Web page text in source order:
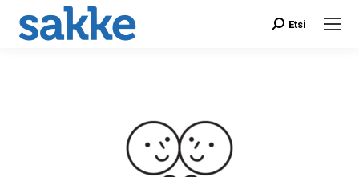
Search:
Etsi